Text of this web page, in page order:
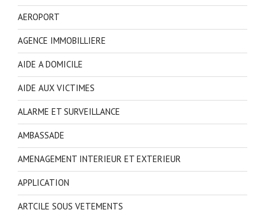
AEROPORT
AGENCE IMMOBILLIERE
AIDE A DOMICILE
AIDE AUX VICTIMES
ALARME ET SURVEILLANCE
AMBASSADE
AMENAGEMENT INTERIEUR ET EXTERIEUR
APPLICATION
ARTCILE SOUS VETEMENTS